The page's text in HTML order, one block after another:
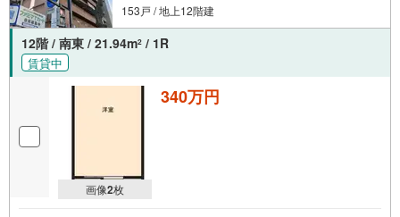
153戸 / 地上12階建
12階 / 南東 / 21.94m2 / 1R
賃貸中
画像2枚
340万円